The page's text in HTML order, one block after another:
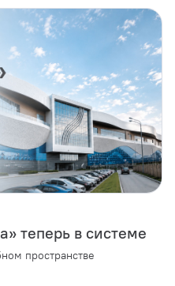
теперь в системе
пространстве